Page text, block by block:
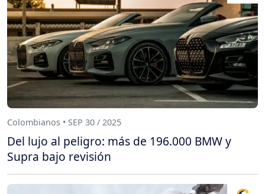
Colombianos • SEP 30 / 2025
Del lujo al peligro: más de 196.000 BMW y
Supra bajo revisión